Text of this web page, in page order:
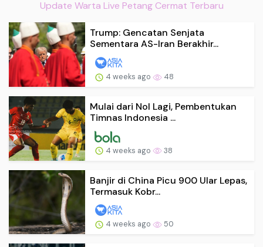
Update Warta Live Petang Cermat Terbaru
Trump: Gencatan Senjata
Sementara AS-Iran Berakhir...
4 weeks ago 48
Mulai dari Nol Lagi, Pembentukan
Timnas Indonesia ...
4 weeks ago 38
Banjir di China Picu 900 Ular Lepas,
Termasuk Kobr...
4 weeks ago 50